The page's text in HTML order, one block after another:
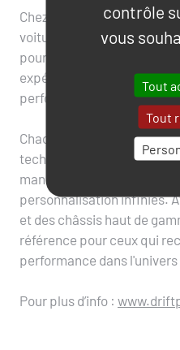
Chez DriftParadiz, vous
voitures
pour le drift. Que vous
expérimenté, leur sélection
performance, précision et
Chaque voiture est
techniques pour des
maniabilité exceptionnelle
personnalisation infinies.
et des châssis haut de
référence pour ceux qui
performance dans l'univers
Pour plus d’info :
contrôle
vous
Tout
Tout